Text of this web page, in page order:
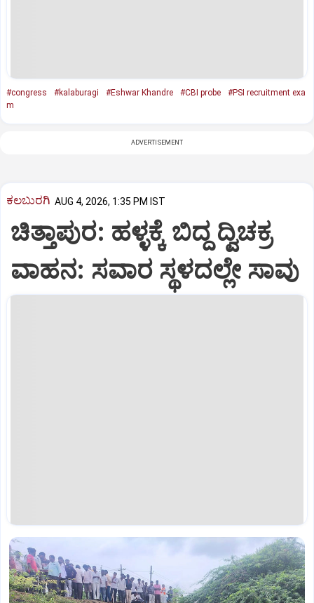
#congress #kalaburagi #Eshwar Khandre #CBI probe
#PSI recruitment exa
m
ADVERTISEMENT
ಕಲಬುರಗಿ AUG 4, 2026, 1:35 PM IST
ಚಿತ್ತಾಪುರ: ಹಳ್ಳಕ್ಕೆ ಬಿದ್ದ ದ್ವಿಚಕ್ರ
ವಾಹನ: ಸವಾರ ಸ್ಥಳದಲ್ಲೇ ಸಾವು